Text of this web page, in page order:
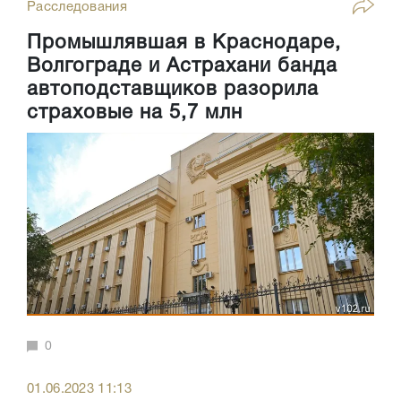
Расследования
Промышлявшая в Краснодаре,
Волгограде и Астрахани банда
автоподставщиков разорила
страховые на 5,7 млн
0
01.06.2023 11:13